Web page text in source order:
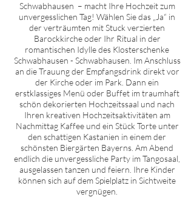
Schwabhausen – macht Ihre Hochzeit zum
unvergesslichen Tag! Wählen Sie das „Ja“ in
der verträumten mit Stuck verzierten
Barockkirche oder Ihr Ritual in der
romantischen Idylle des Klosterschenke
Schwabhausen - Schwabhausen . Im Anschluss
an die Trauung der Empfangsdrink direkt vor
der Kirche oder im Park. Dann ein
erstklassiges Menü oder Buffet im traumhaft
schön dekorierten Hochzeitssaal und nach
Ihren kreativen Hochzeitsaktivitäten am
Nachmittag Kaffee und ein Stück Torte unter
den schattigen Kastanien in einem der
schönsten Biergärten Bayerns. Am Abend
endlich die unvergessliche Party im Tangosaal,
ausgelassen tanzen und feiern. Ihre Kinder
können sich auf dem Spielplatz in Sichtweite
vergnügen.